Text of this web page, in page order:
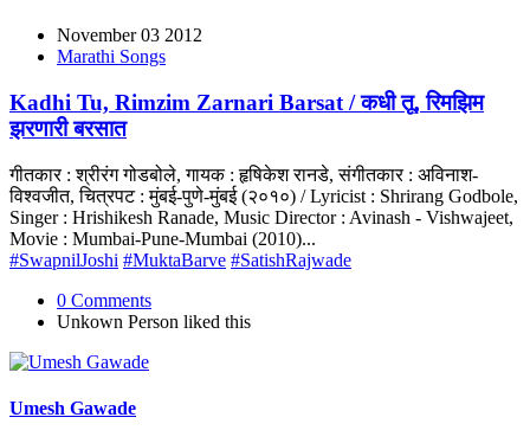
November 03 2012
Marathi Songs
Kadhi Tu, Rimzim Zarnari Barsat / कधी तू, रिमझिम
झरणारी बरसात
गीतकार : श्रीरंग गोडबोले, गायक : हृषिकेश रानडे, संगीतकार : अविनाश-
विश्वजीत, चित्रपट : मुंबई-पुणे-मुंबई (२०१०) / Lyricist : Shrirang Godbole,
Singer : Hrishikesh Ranade, Music Director : Avinash - Vishwajeet,
Movie : Mumbai-Pune-Mumbai (2010)...
#SwapnilJoshi #MuktaBarve #SatishRajwade
0 Comments
Unkown Person liked this
Umesh Gawade